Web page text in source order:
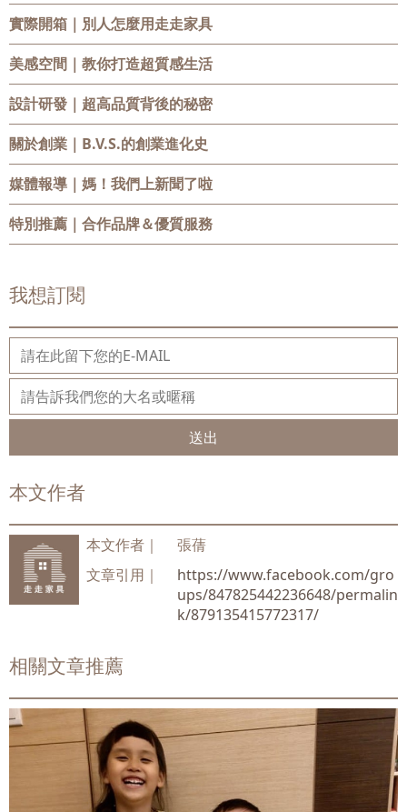
實際開箱 ｜別人怎麼用走走家具
美感空間 ｜教你打造超質感生活
設計研發 ｜超高品質背後的秘密
關於創業 ｜B.V.S.的創業進化史
媒體報導 ｜媽！我們上新聞了啦
特別推薦 ｜合作品牌＆優質服務
我想訂閱
送出
本文作者
本文作者｜
張蒨
文章引用｜
https://www.facebook.com/gro
ups/847825442236648/permalin
k/879135415772317/
相關文章推薦